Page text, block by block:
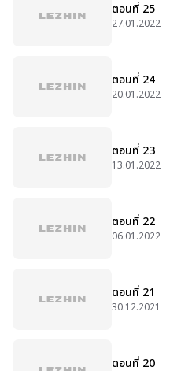
ตอนที่ 25
27.01.2022
ตอนที่ 24
20.01.2022
ตอนที่ 23
13.01.2022
ตอนที่ 22
06.01.2022
ตอนที่ 21
30.12.2021
ตอนที่ 20